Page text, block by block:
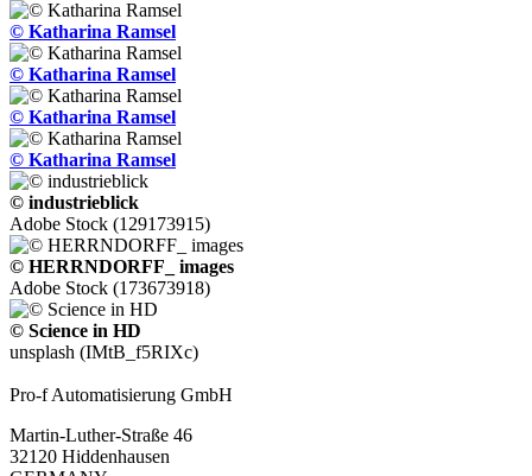
© Katharina Ramsel
© Katharina Ramsel
© Katharina Ramsel
© Katharina Ramsel
© industrieblick
Adobe Stock (129173915)
© HERRNDORFF_ images
Adobe Stock (173673918)
© Science in HD
unsplash (IMtB_f5RIXc)
Pro-f Automatisierung GmbH
Martin-Luther-Straße 46
32120 Hiddenhausen